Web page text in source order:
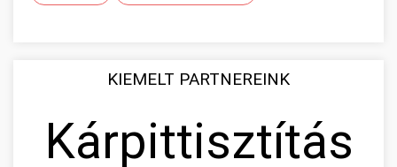
KIEMELT PARTNEREINK
Kárpittisztítás